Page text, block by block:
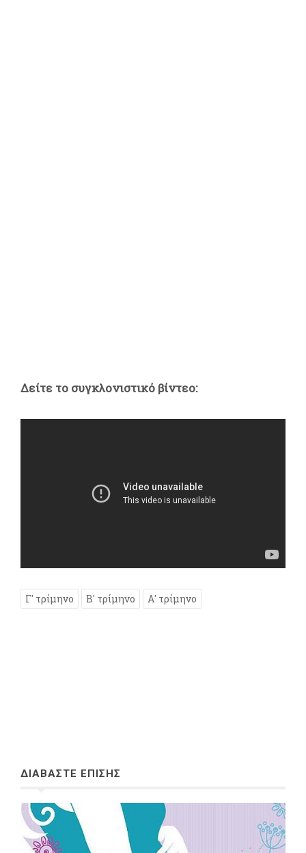
Δείτε το συγκλονιστικό βίντεο:
Γ' τρίμηνο Β' τρίμηνο Α' τρίμηνο
ΔΙΑΒΑΣΤΕ ΕΠΙΣΗΣ